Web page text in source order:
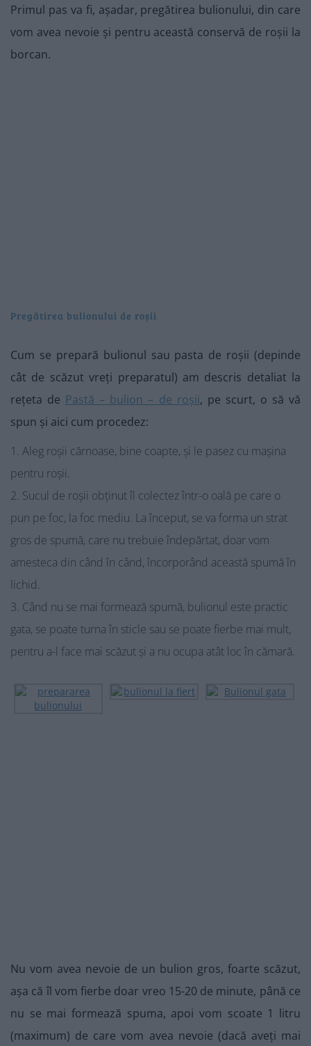
Primul pas va fi, așadar, pregătirea bulionului, din care
vom avea nevoie și pentru această conservă de roșii la
borcan.
Pregătirea bulionului de roșii
Cum se prepară bulionul sau pasta de roșii (depinde
cât de scăzut vreți preparatul) am descris detaliat la
rețeta de Pastă – bulion – de roșii, pe scurt, o să vă
spun și aici cum procedez:
Aleg roșii cărnoase, bine coapte, și le pasez cu mașina
pentru roșii.
Sucul de roșii obținut îl colectez într-o oală pe care o
pun pe foc, la foc mediu. La început, se va forma un strat
gros de spumă, care nu trebuie îndepărtat, doar vom
amesteca din când în când, încorporând această spumă în
lichid.
Când nu se mai formează spumă, bulionul este practic
gata, se poate turna în sticle sau se poate fierbe mai mult,
pentru a-l face mai scăzut și a nu ocupa atât loc în cămară.
Nu vom avea nevoie de un bulion gros, foarte scăzut,
așa că îl vom fierbe doar vreo 15-20 de minute, până ce
nu se mai formează spuma, apoi vom scoate 1 litru
(maximum) de care vom avea nevoie (dacă aveți mai